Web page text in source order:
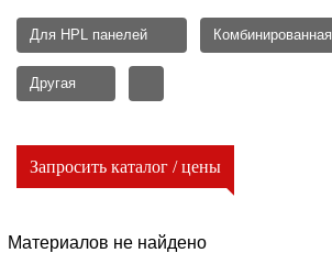
Для HPL панелей Комбинированная
Другая
Запросить каталог / цены
Материалов не найдено